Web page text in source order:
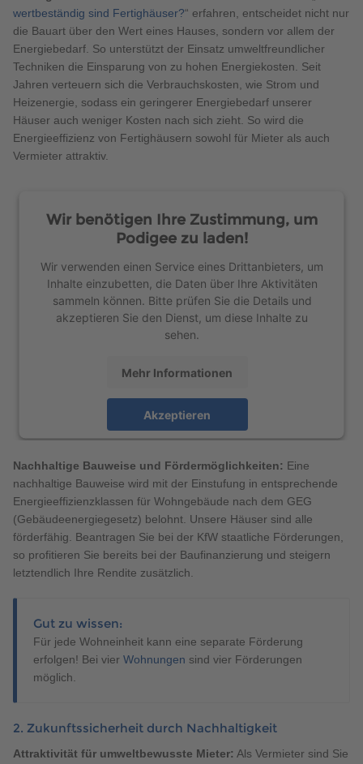
wertbeständig sind Fertighäuser?“ erfahren, entscheidet nicht nur
die Bauart über den Wert eines Hauses, sondern vor allem der
Energiebedarf. So unterstützt der Einsatz umweltfreundlicher
Techniken die Einsparung von zu hohen Energiekosten. Seit
Jahren verteuern sich die Verbrauchskosten, wie Strom und
Heizenergie, sodass ein geringerer Energiebedarf unserer
Häuser auch weniger Kosten nach sich zieht. So wird die
Energieeffizienz von Fertighäusern sowohl für Mieter als auch
Vermieter attraktiv.
Wir benötigen Ihre Zustimmung, um
Podigee zu laden!
Wir verwenden einen Service eines Drittanbieters, um
Inhalte einzubetten, die Daten über Ihre Aktivitäten
sammeln können. Bitte prüfen Sie die Details und
akzeptieren Sie den Dienst, um diese Inhalte zu
sehen.
Mehr Informationen
Akzeptieren
powered byUsercentrics Consent Management
Platform
Nachhaltige Bauweise und Fördermöglichkeiten: Eine
nachhaltige Bauweise wird mit der Einstufung in entsprechende
Energieeffizienzklassen für Wohngebäude nach dem GEG
(Gebäudeenergiegesetz) belohnt. Unsere Häuser sind alle
förderfähig. Beantragen Sie bei der KfW staatliche Förderungen,
so profitieren Sie bereits bei der Baufinanzierung und steigern
letztendlich Ihre Rendite zusätzlich.
Gut zu wissen:
Für jede Wohneinheit kann eine separate Förderung
erfolgen! Bei vier Wohnungen sind vier Förderungen
möglich.
2. Zukunftssicherheit durch Nachhaltigkeit
Attraktivität für umweltbewusste Mieter: Als Vermieter sind Sie